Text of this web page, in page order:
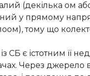
(декілька ом
у прямому
тому що
СБ є істотним її
Через джерело